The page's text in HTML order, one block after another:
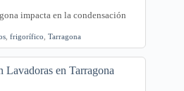
impacta en la condensación
frigorífico Tarragona